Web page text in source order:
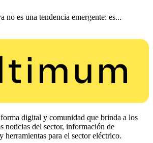
no es una tendencia emergente: es...
digital y comunidad que brinda a los
noticias del sector, información de
herramientas para el sector eléctrico.